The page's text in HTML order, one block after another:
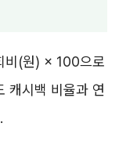
비(원) × 100으로
캐시백 비율과 연